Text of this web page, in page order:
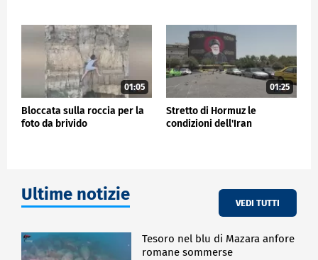
01:05
Bloccata sulla roccia per la
foto da brivido
01:25
Stretto di Hormuz le
condizioni dell'Iran
Ultime notizie VEDI TUTTI
Tesoro nel blu di Mazara anfore
romane sommerse